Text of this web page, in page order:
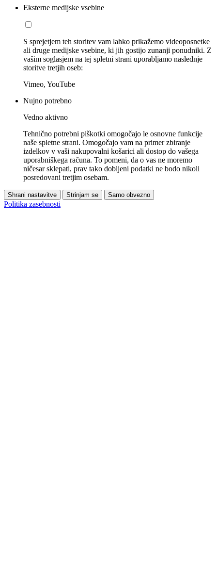
Eksterne medijske vsebine
S sprejetjem teh storitev vam lahko prikažemo videoposnetke
ali druge medijske vsebine, ki jih gostijo zunanji ponudniki. Z
vašim soglasjem na tej spletni strani uporabljamo naslednje
storitve tretjih oseb:
Vimeo, YouTube
Nujno potrebno
Vedno aktivno
Tehnično potrebni piškotki omogočajo le osnovne funkcije
naše spletne strani. Omogočajo vam na primer zbiranje
izdelkov v vaši nakupovalni košarici ali dostop do vašega
uporabniškega računa. To pomeni, da o vas ne moremo
ničesar sklepati, prav tako dobljeni podatki ne bodo nikoli
posredovani tretjim osebam.
Shrani nastavitve Strinjam se Samo obvezno
Politika zasebnosti